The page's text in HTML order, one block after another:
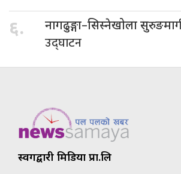
६. नागढुङ्गा–सिस्नेखोला
उद्घाटन
स्वर्गद्वारी मिडिया प्रा.लि